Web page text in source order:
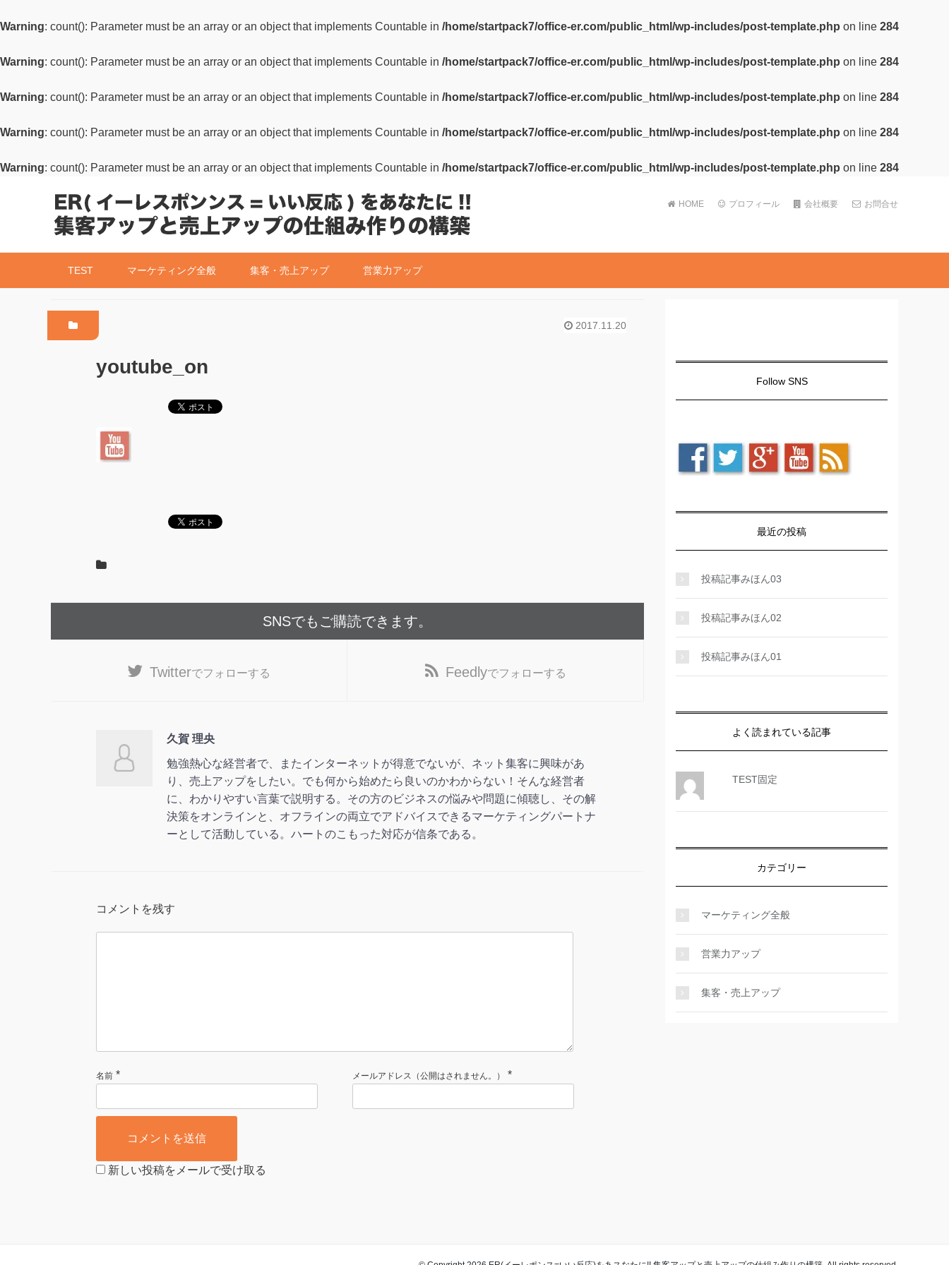
Warning: count(): Parameter must be an array or an object that implements Countable in /home/startpack7/office-er.com/public_html/wp-includes/post-template.php on line 284
Warning: count(): Parameter must be an array or an object that implements Countable in /home/startpack7/office-er.com/public_html/wp-includes/post-template.php on line 284
Warning: count(): Parameter must be an array or an object that implements Countable in /home/startpack7/office-er.com/public_html/wp-includes/post-template.php on line 284
Warning: count(): Parameter must be an array or an object that implements Countable in /home/startpack7/office-er.com/public_html/wp-includes/post-template.php on line 284
Warning: count(): Parameter must be an array or an object that implements Countable in /home/startpack7/office-er.com/public_html/wp-includes/post-template.php on line 284
HOME プロフィール 会社概要 お問合せ
TEST マーケティング全般 集客・売上アップ 営業力アップ
2017.11.20
youtube_on
SNSでもご購読できます。
Twitterでフォローする Feedlyでフォローする
久賀 理央
勉強熱心な経営者で、またインターネットが得意でないが、ネット集客に興味があ
り、売上アップをしたい。でも何から始めたら良いのかわからない！そんな経営者
に、わかりやすい言葉で説明する。その方のビジネスの悩みや問題に傾聴し、その解
決策をオンラインと、オフラインの両立でアドバイスできるマーケティングパートナ
ーとして活動している。ハートのこもった対応が信条である。
コメントを残す
名前 * メールアドレス（公開はされません。） *
新しい投稿をメールで受け取る
Follow SNS
最近の投稿
投稿記事みほん03
投稿記事みほん02
投稿記事みほん01
よく読まれている記事
TEST固定
カテゴリー
マーケティング全般
営業力アップ
集客・売上アップ